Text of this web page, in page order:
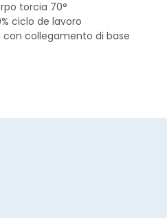
torcia 70°
ciclo de lavoro
collegamento di base